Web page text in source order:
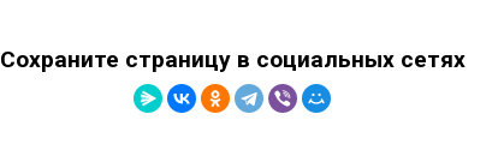
Сохраните страницу в социальных сетях